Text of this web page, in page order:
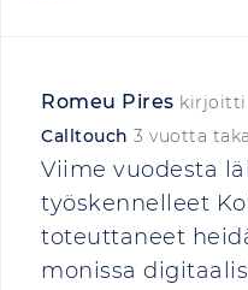
Romeu Pires kirjoitti
Calltouch 3 vuotta
Viime vuodesta
työskennelleet
toteuttaneet
monissa